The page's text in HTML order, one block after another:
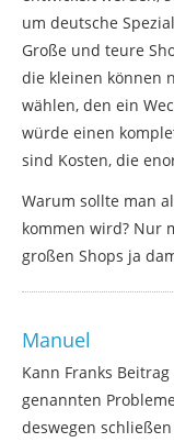
um deutsche
Große und teure
die kleinen können
wählen, den ein
würde einen
sind Kosten, die
Warum sollte man
kommen wird? Nur
großen Shops ja
Manuel
Kann Franks
genannten
deswegen